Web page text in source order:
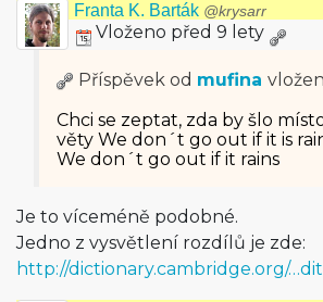
Franta K. Barták @krysarr
Vloženo před 9 lety
Příspěvek od mufina
Chci se zeptat, zda by šlo
věty We don´t go out if it is
We don´t go out if it rains
Je to víceméně podobné.
Jedno z vysvětlení rozdílů je zde:
http://dictionary.cambridge.org/